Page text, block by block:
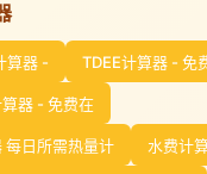
算器 - TDEE计算器 - 免
器 - 免费在
每日所需热量计 水费计